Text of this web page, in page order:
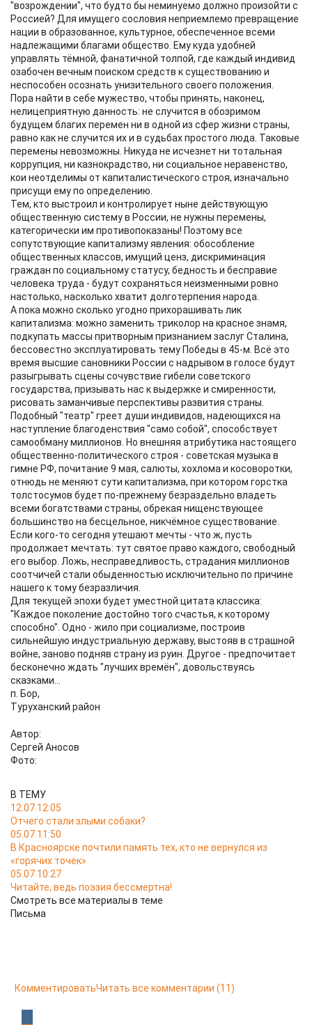
"возрождении", что будто бы неминуемо должно произойти с
Россией? Для имущего сословия неприемлемо превращение
нации в образованное, культурное, обеспеченное всеми
надлежащими благами общество. Ему куда удобней
управлять тёмной, фанатичной толпой, где каждый индивид
озабочен вечным поиском средств к существованию и
неспособен осознать унизительного своего положения.
Пора найти в себе мужество, чтобы принять, наконец,
нелицеприятную данность: не случится в обозримом
будущем благих перемен ни в одной из сфер жизни страны,
равно как не случится их и в судьбах простого люда. Таковые
перемены невозможны. Никуда не исчезнет ни тотальная
коррупция, ни казнокрадство, ни социальное неравенство,
кои неотделимы от капиталистического строя, изначально
присущи ему по определению.
Тем, кто выстроил и контролирует ныне действующую
общественную систему в России, не нужны перемены,
категорически им противопоказаны! Поэтому все
сопутствующие капитализму явления: обособление
общественных классов, имущий ценз, дискриминация
граждан по социальному статусу, бедность и бесправие
человека труда - будут сохраняться неизменными ровно
настолько, насколько хватит долготерпения народа.
А пока можно сколько угодно прихорашивать лик
капитализма: можно заменить триколор на красное знамя,
подкупать массы притворным признанием заслуг Сталина,
бессовестно эксплуатировать тему Победы в 45-м. Всё это
время высшие сановники России с надрывом в голосе будут
разыгрывать сцены сочувствие гибели советского
государства, призывать нас к выдержке и смиренности,
рисовать заманчивые перспективы развития страны.
Подобный "театр" греет души индивидов, надеющихся на
наступление благоденствия "само собой", способствует
самообману миллионов. Но внешняя атрибутика настоящего
общественно-политического строя - советская музыка в
гимне РФ, почитание 9 мая, салюты, хохлома и косоворотки,
отнюдь не меняют сути капитализма, при котором горстка
толстосумов будет по-прежнему безраздельно владеть
всеми богатствами страны, обрекая нищенствующее
большинство на бесцельное, никчёмное существование.
Если кого-то сегодня утешают мечты - что ж, пусть
продолжает мечтать: тут святое право каждого, свободный
его выбор. Ложь, несправедливость, страдания миллионов
соотчичей стали обыденностью исключительно по причине
нашего к тому безразличия.
Для текущей эпохи будет уместной цитата классика:
"Каждое поколение достойно того счастья, к которому
способно". Одно - жило при социализме, построив
сильнейшую индустриальную державу, выстояв в страшной
войне, заново подняв страну из руин. Другое - предпочитает
бесконечно ждать "лучших времён", довольствуясь
сказками...
п. Бор,
Туруханский район
Автор:
Сергей Аносов
Фото:
В ТЕМУ
12.07 12:05
Отчего стали злыми собаки?
05.07 11:50
В Красноярске почтили память тех, кто не вернулся из
«горячих точек»
05.07 10:27
Читайте, ведь поэзия бессмертна!
Смотреть все материалы в теме
Письма
КомментироватьЧитать все комментарии (11)